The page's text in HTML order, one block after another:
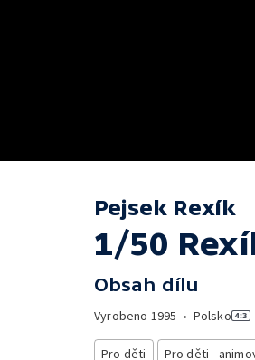
Pejsek Rexík
1/50
Obsah dílu
Vyrobeno 1995 • Polsko
Pro děti Pro děti -